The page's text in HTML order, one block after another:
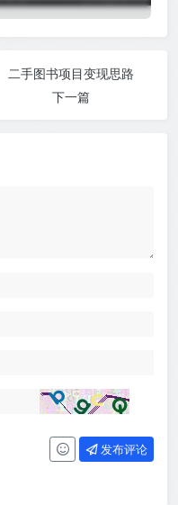
二手图书项目变现思路
下一篇
发布评论